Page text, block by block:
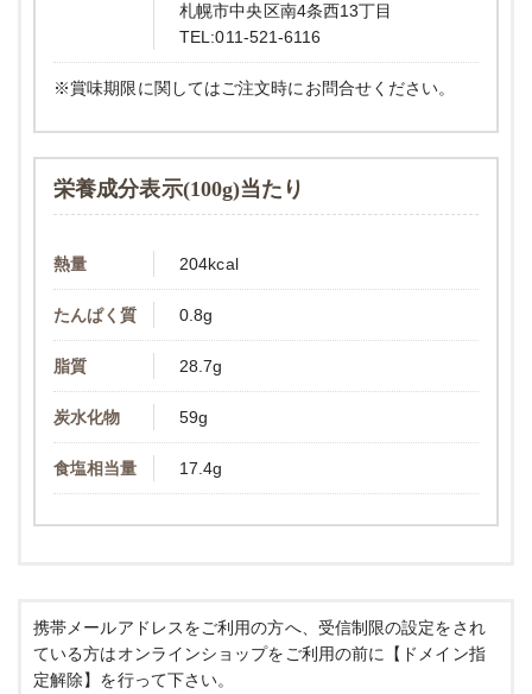
札幌市中央区南4条西13丁目
TEL:011-521-6116
※賞味期限に関してはご注文時にお問合せください。
栄養成分表示(100g)当たり
熱量 204kcal
たんぱく質 0.8g
脂質 28.7g
炭水化物 59g
食塩相当量 17.4g
携帯メールアドレスをご利用の方へ、受信制限の設定をされ
ている方はオンラインショップをご利用の前に【ドメイン指
定解除】を行って下さい。